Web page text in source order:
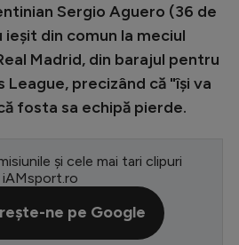
League
League
Sergio Aguero (36 de
ieșit din comun la meciul
Madrid, din barajul pentru
precizând că "își va
fosta sa echipă pierde.
și cele mai tari clipuri
iAMsport.ro
ne pe Google